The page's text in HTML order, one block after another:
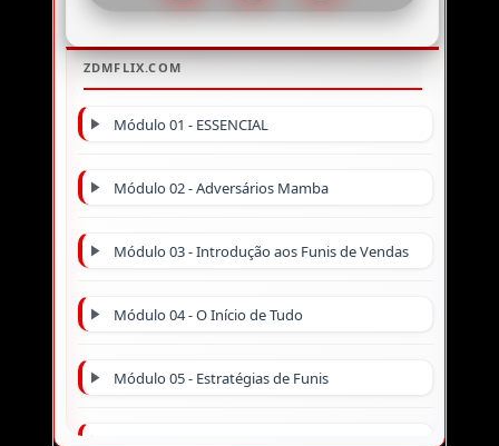
Módulo 01 - ESSENCIAL
Módulo 02 - Adversários Mamba
Módulo 03 - Introdução aos Funis de Vendas
Módulo 04 - O Início de Tudo
Módulo 05 - Estratégias de Funis